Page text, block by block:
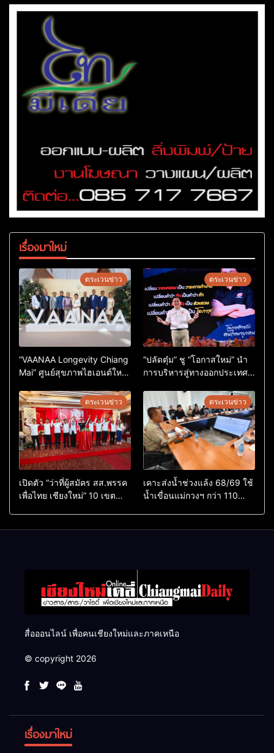
เรื่องมาใหม่
ตระเวนข่าว
“VAANAA Longevity Chiang
Mai” ศูนย์สุขภาพไฮเอนต์ใหญ่
ตระเวนข่าว
“ปลัดตุ๋ม” ชู “โอกาสใหม่” นำ
การบริหารสู่ทางออกประเทศ
ตระเวนข่าว
เปิดตัว “ว่าที่ผู้สมัคร สส.พรรค
เพื่อไทย เชียงใหม่” 10 เขต
ตระเวนข่าว
เคาะส่งน้ำช่วงแล้ง 68/69 ใช้
น้ำเขื่อนแม่กวงฯ กว่า 110
สื่อออนไลน์ เพื่อคนเชียงใหม่และภาคเหนือ
© copyright 2026
เรื่องมาใหม่